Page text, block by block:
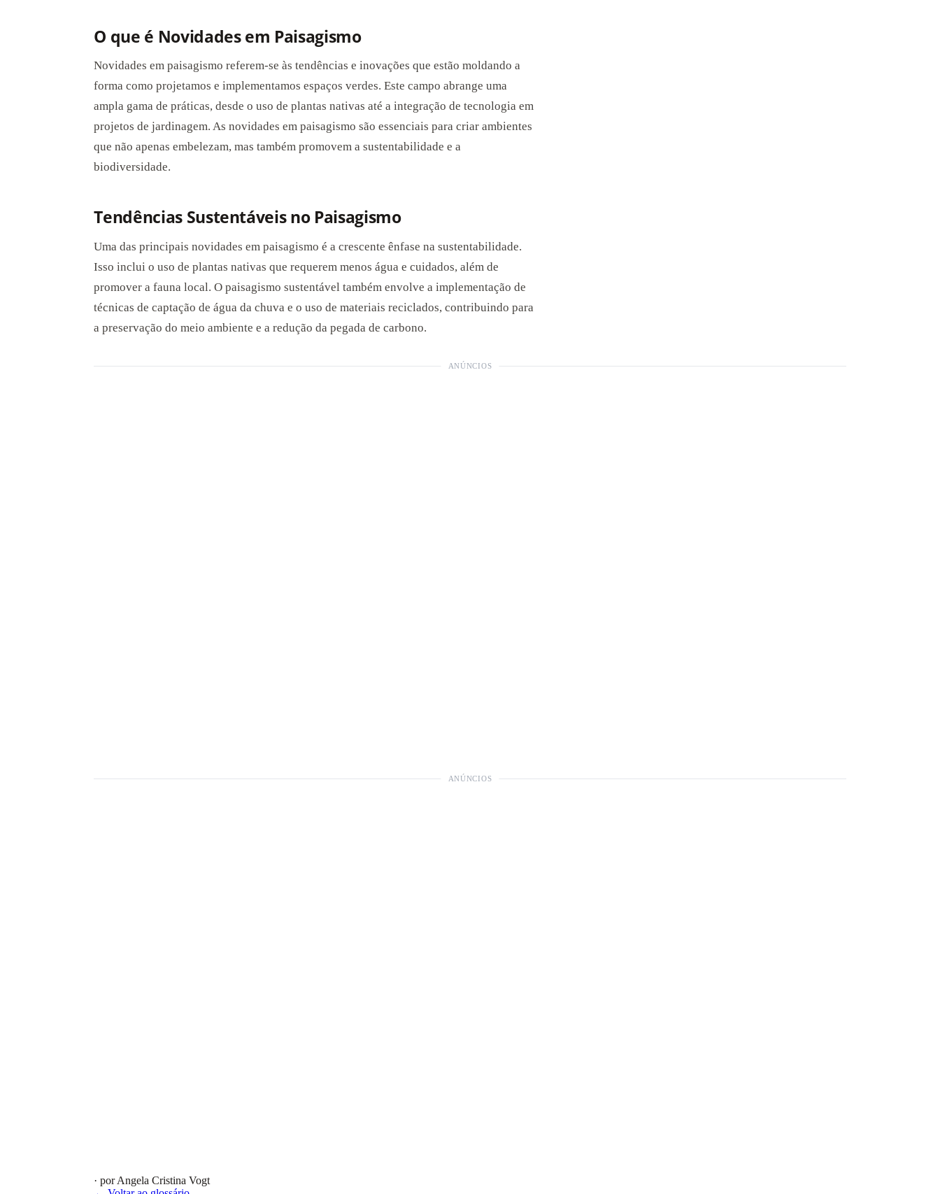
O que é Novidades em Paisagismo
Novidades em paisagismo referem-se às tendências e inovações que estão moldando a
forma como projetamos e implementamos espaços verdes. Este campo abrange uma
ampla gama de práticas, desde o uso de plantas nativas até a integração de tecnologia em
projetos de jardinagem. As novidades em paisagismo são essenciais para criar ambientes
que não apenas embelezam, mas também promovem a sustentabilidade e a
biodiversidade.
Tendências Sustentáveis no Paisagismo
Uma das principais novidades em paisagismo é a crescente ênfase na sustentabilidade.
Isso inclui o uso de plantas nativas que requerem menos água e cuidados, além de
promover a fauna local. O paisagismo sustentável também envolve a implementação de
técnicas de captação de água da chuva e o uso de materiais reciclados, contribuindo para
a preservação do meio ambiente e a redução da pegada de carbono.
ANÚNCIOS
ANÚNCIOS
· por Angela Cristina Vogt